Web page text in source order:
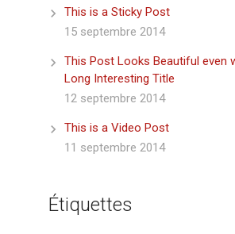
This is a Sticky Post
15 septembre 2014
This Post Looks Beautiful even
Long Interesting Title
12 septembre 2014
This is a Video Post
11 septembre 2014
Étiquettes